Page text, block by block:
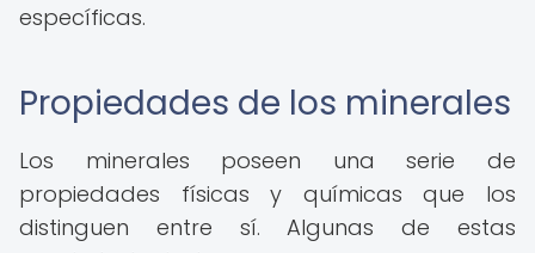
específicas.
Propiedades de los minerales
Los minerales poseen una serie de
propiedades físicas y químicas que los
distinguen entre sí. Algunas de estas